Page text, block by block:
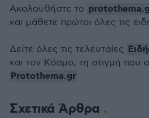
Σχετικά Άρθρα
Ακολουθήστε το
και μάθετε πρώτοι όλες τις
Δείτε όλες τις τελευταίες
και τον Κόσμο, τη στιγμή που
Protothema.gr